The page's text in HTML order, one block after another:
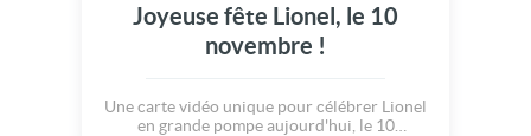
Joyeuse fête Lionel, le 10
novembre !
Une carte vidéo unique pour célébrer Lionel
en grande pompe aujourd'hui, le 10